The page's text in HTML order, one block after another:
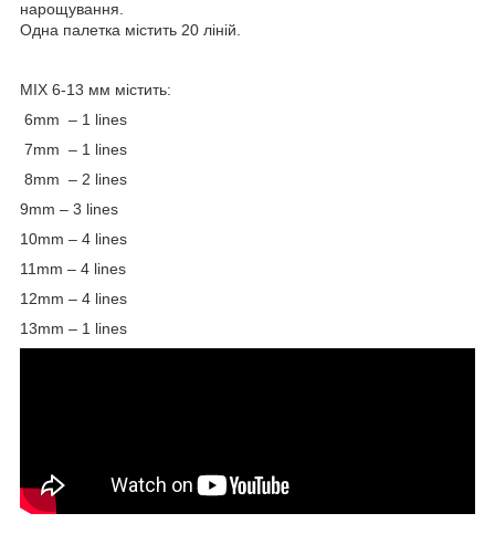
нарощування.
Одна палетка містить 20 ліній.
MIX 6-13 мм містить:
6mm – 1 lines
7mm – 1 lines
8mm – 2 lines
9mm – 3 lines
10mm – 4 lines
11mm – 4 lines
12mm – 4 lines
13mm – 1 lines